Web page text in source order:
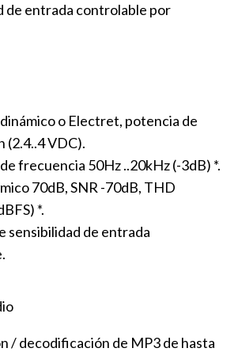
de entrada controlable por
o Electret, potencia de
(2.4..4 VDC).
frecuencia 50Hz ..20kHz (-3dB) *.
70dB, SNR -70dB, THD
*.
sensibilidad de entrada
/ decodificación de MP3 de hasta